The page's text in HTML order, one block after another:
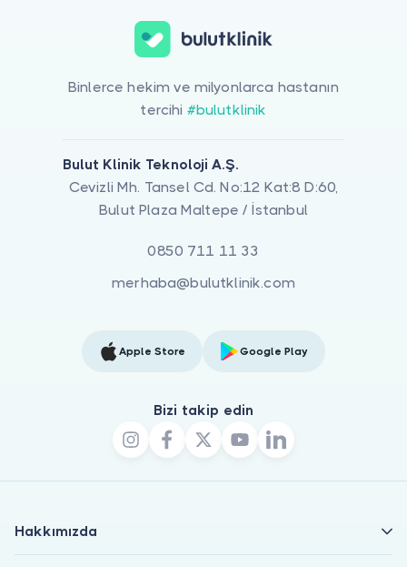
Binlerce hekim ve milyonlarca hastanın
tercihi #bulutklinik
Bulut Klinik Teknoloji A.Ş.
Cevizli Mh. Tansel Cd. No:12 Kat:8 D:60,
Bulut Plaza Maltepe / İstanbul
0850 711 11 33
merhaba@bulutklinik.com
Apple Store Google Play
Bizi takip edin
Hakkımızda